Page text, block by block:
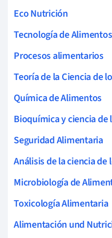
Eco Nutrición
Tecnología de Alimentos
Procesos alimentarios
Teoría de la Ciencia de
Química de Alimentos
Bioquímica y ciencia de
Seguridad Alimentaria
Análisis de la ciencia
Microbiología de
Toxicología Alimentaria
Alimentación und